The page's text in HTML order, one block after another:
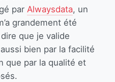
par Alwaysdata, un
grandement été
que je valide
bien par la facilité
que par la qualité et